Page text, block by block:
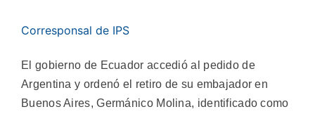
Corresponsal de IPS
El gobierno de Ecuador accedió al pedido de
Argentina y ordenó el retiro de su embajador en
Buenos Aires, Germánico Molina, identificado como